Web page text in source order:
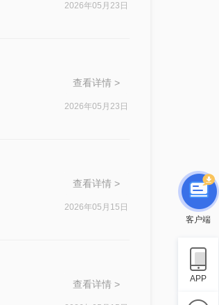
2026年05月23日
查看详情 >
2026年05月23日
查看详情 >
2026年05月15日
查看详情 >
客户端
APP